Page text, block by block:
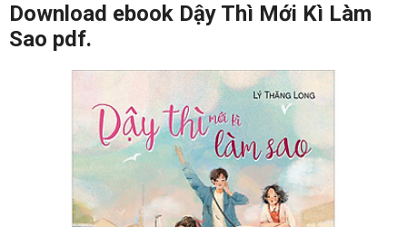
Download ebook Dậy Thì Mới Kì Làm
Sao pdf.